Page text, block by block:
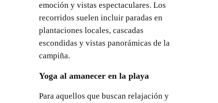
emoción y vistas espectaculares. Los
recorridos suelen incluir paradas en
plantaciones locales, cascadas
escondidas y vistas panorámicas de la
campiña.
Yoga al amanecer en la playa
Para aquellos que buscan relajación y